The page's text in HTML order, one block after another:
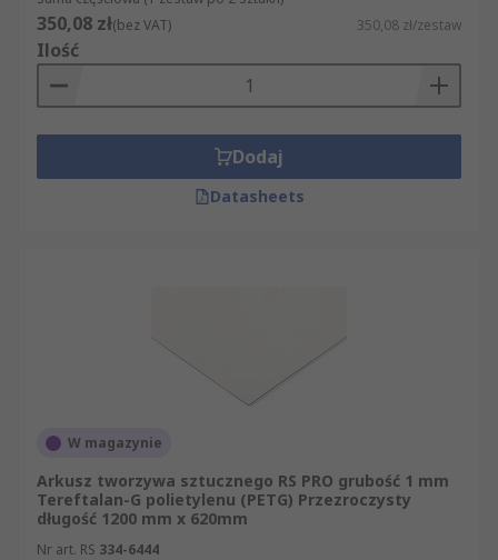
350,08 zł(bez VAT) 350,08 zł/zestaw
Ilość
Dodaj
Datasheets
W magazynie
Arkusz tworzywa sztucznego RS PRO grubość 1 mm
Tereftalan-G polietylenu (PETG) Przezroczysty
długość 1200 mm x 620mm
Nr art. RS 334-6444